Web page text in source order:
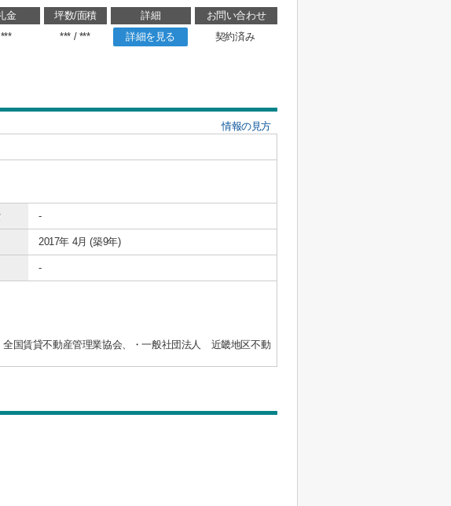
金 坪数/面積 詳細
お問い合わせ
*** *** / *** 詳細を見る
契約済み
情報の見方
-
2017年 4月 (築9年)
-
国賃貸不動産管理業協会、・一般社団法人 近畿地区不動